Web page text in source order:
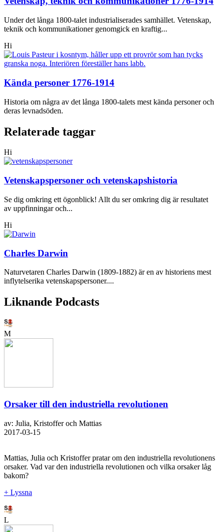
Under det långa 1800-talet industrialiserades samhället. Vetenskap,
teknik och kommunikationer genomgick en kraftig...
Hi
Kända personer 1776-1914
Historia om några av det långa 1800-talets mest kända personer och
deras levnadsöden.
Relaterade taggar
Hi
Vetenskapspersoner och vetenskapshistoria
Se dig omkring ett ögonblick! Allt du ser omkring dig är resultatet
av uppfinningar och...
Hi
Charles Darwin
Naturvetaren Charles Darwin (1809-1882) är en av historiens mest
inflytelserika vetenskapspersoner....
Liknande Podcasts
M
Orsaker till den industriella revolutionen
av: Julia, Kristoffer och Mattias
2017-03-15
Mattias, Julia och Kristoffer pratar om den industriella revolutionens
orsaker. Vad var den industriella revolutionen och vilka orsaker låg
bakom?
+ Lyssna
L